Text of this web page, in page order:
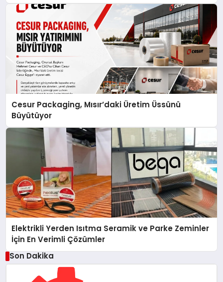
Cesur Packaging, Mısır’daki Üretim Üssünü
Büyütüyor
Elektrikli Yerden Isıtma Seramik ve Parke Zeminler
İçin En Verimli Çözümler
Son Dakika